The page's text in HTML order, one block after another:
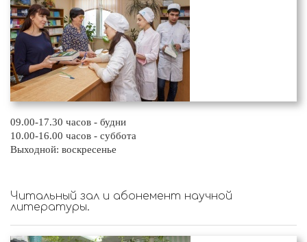
09.00-17.30 часов - будни
10.00-16.00 часов - суббота
Выходной: воскресенье
Читальный зал и абонемент научной
литературы.